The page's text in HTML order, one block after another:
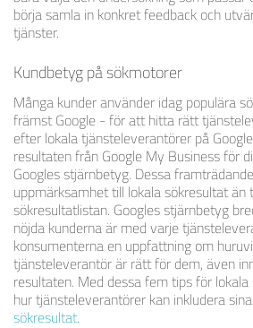
börja samla in konkret feedback och
tjänster.
Kundbetyg på sökmotorer
Många kunder använder idag populära
främst Google - för att hitta rätt
efter lokala tjänsteleverantörer på
resultaten från Google My Business för
Googles stjärnbetyg. Dessa
uppmärksamhet till lokala sökresultat än
sökresultatlistan. Googles stjärnbetyg
nöjda kunderna är med varje
konsumenterna en uppfattning om
tjänsteleverantör är rätt för dem, även
resultaten. Med dessa fem tips för
hur tjänsteleverantörer kan inkludera sina
sökresultat.